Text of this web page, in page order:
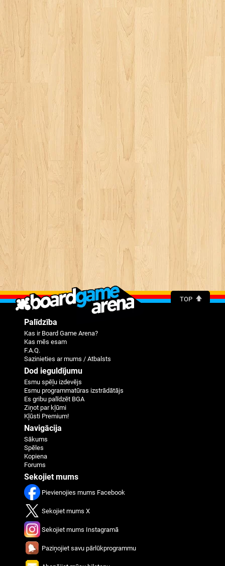
TOP
Palīdzība
Kas ir Board Game Arena?
Kas mēs esam
F.A.Q.
Sazinieties ar mums / Atbalsts
Dod ieguldījumu
Esmu spēļu izdevējs
Esmu programmatūras izstrādātājs
Es gribu palīdzēt BGA
Ziņot par kļūmi
Kļūsti Premium!
Navigācija
Sākums
Spēles
Kopiena
Forums
Sekojiet mums
Pievienojies mums Facebook
Sekojiet mums X
Sekojiet mums Instagramā
Paziņojiet savu pārlūkprogrammu